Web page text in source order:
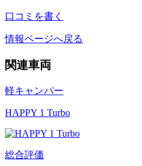
口コミを書く
情報ページへ戻る
関連車両
軽キャンパー
HAPPY 1 Turbo
総合評価